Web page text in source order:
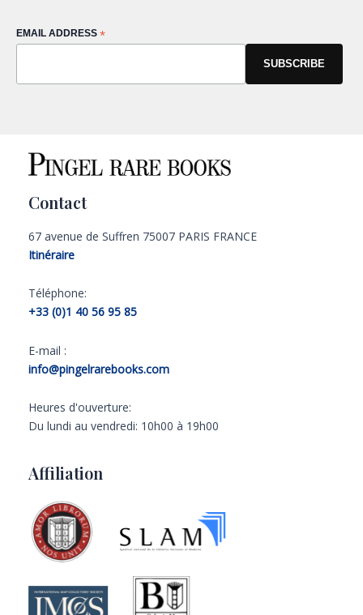
EMAIL ADDRESS *
Contact
67 avenue de Suffren 75007 PARIS FRANCE
Itinéraire
Téléphone:
+33 (0)1 40 56 95 85
E-mail :
info@pingelrarebooks.com
Heures d'ouverture:
Du lundi au vendredi: 10h00 à 19h00
Affiliation